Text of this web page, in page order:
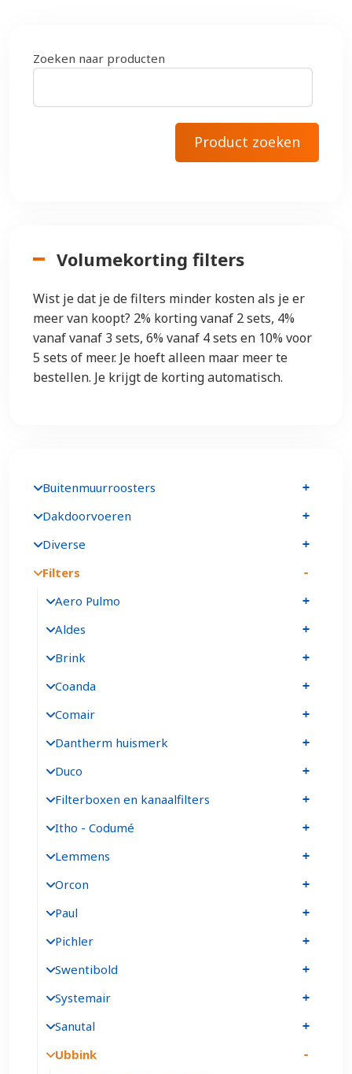
Zoeken naar producten
Volumekorting filters
Wist je dat je de filters minder kosten als je er
meer van koopt? 2% korting vanaf 2 sets, 4%
vanaf vanaf 3 sets, 6% vanaf 4 sets en 10% voor
5 sets of meer. Je hoeft alleen maar meer te
bestellen. Je krijgt de korting automatisch.
Buitenmuurroosters
Dakdoorvoeren
Diverse
Filters
Aero Pulmo
Aldes
Brink
Coanda
Comair
Dantherm huismerk
Duco
Filterboxen en kanaalfilters
Itho - Codumé
Lemmens
Orcon
Paul
Pichler
Swentibold
Systemair
Sanutal
Ubbink